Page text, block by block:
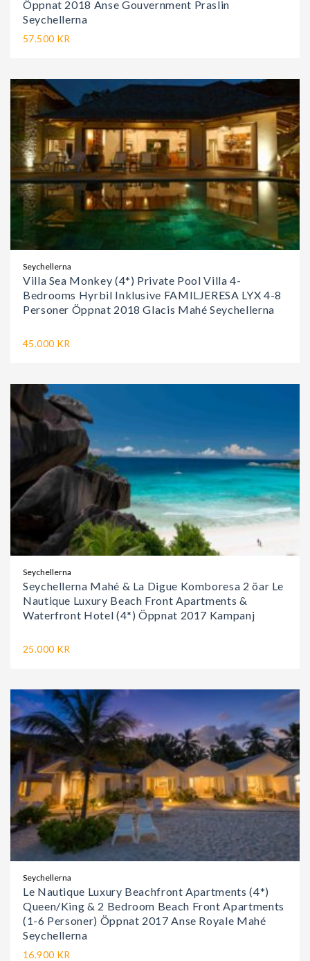
Öppnat 2018 Anse Gouvernment Praslin
Seychellerna
57.500 KR
Seychellerna
Villa Sea Monkey (4*) Private Pool Villa 4-
Bedrooms Hyrbil Inklusive FAMILJERESA LYX 4-8
Personer Öppnat 2018 Glacis Mahé Seychellerna
45.000 KR
Seychellerna
Seychellerna Mahé & La Digue Komboresa 2 öar Le
Nautique Luxury Beach Front Apartments &
Waterfront Hotel (4*) Öppnat 2017 Kampanj
25.000 KR
Seychellerna
Le Nautique Luxury Beachfront Apartments (4*)
Queen/King & 2 Bedroom Beach Front Apartments
(1-6 Personer) Öppnat 2017 Anse Royale Mahé
Seychellerna
16.900 KR